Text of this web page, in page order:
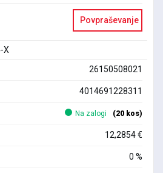
Povpraševanje
X
26150508021
4014691228311
Na zalogi (20 kos)
12,2854 €
0 %